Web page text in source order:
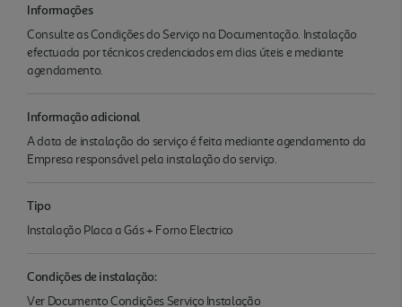
Informações
Consulte as Condições do Serviço na Documentação. Instalação
efectuada por técnicos credenciados em dias úteis e mediante
agendamento.
Informação adicional
A data de instalação do serviço é feita mediante agendamento da
Empresa responsável pela instalação do serviço.
Tipo
Instalação Placa a Gás + Forno Electrico
Condições de instalação:
Ver Documento Condições Serviço Instalação